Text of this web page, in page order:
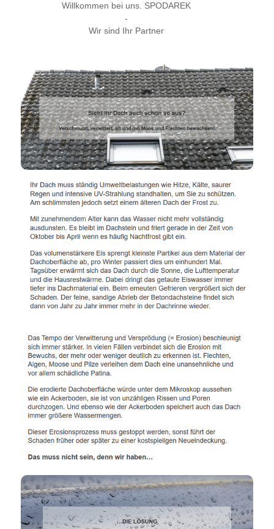
Willkommen bei uns. SPODAREK
-
Wir sind Ihr Partner